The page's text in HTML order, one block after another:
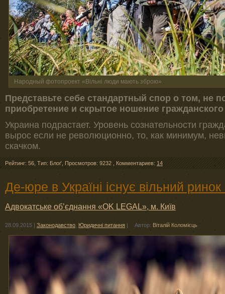
Народный фотопроект «Вільні люди мають зброю»
Представьте себе стандартный спор о том, не
приобретение и скрытое ношение
Украина подрастает. Уровень сознательности
вырос если не революционно, то, как минимум,
скачком.
Рейтинг: 56 Тип: Блоґ Просмотров: 9232 Комментариев: 14
Де-юре в Україні існує вільний ринок
Адвокатське об’єднання «OK LEGAL», м. Київ
28.09.2015 | Законодавство Юридичні питання | Автор: Віталій Коломієць